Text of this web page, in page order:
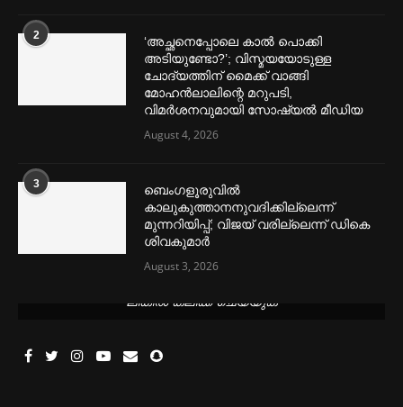
2
‘അച്ഛനെപ്പോലെ കാല്‍ പൊക്കി
അടിയുണ്ടോ?’; വിസ്മയയോടുള്ള
ചോദ്യത്തിന് മൈക്ക് വാങ്ങി
മോഹൻലാലിന്റെ മറുപടി,
വിമര്‍ശനവുമായി സോഷ്യല്‍ മീഡിയ
August 4, 2026
3
ബെംഗളൂരുവില്‍
കാലുകുത്താനനുവദിക്കില്ലെന്ന്
മുന്നറിയിപ്പ്; വിജയ് വരില്ലെന്ന് ഡികെ
ശിവകുമാര്‍
August 3, 2026
ലിങ്കിൽ ക്ലിക്ക് ചെയ്യുക